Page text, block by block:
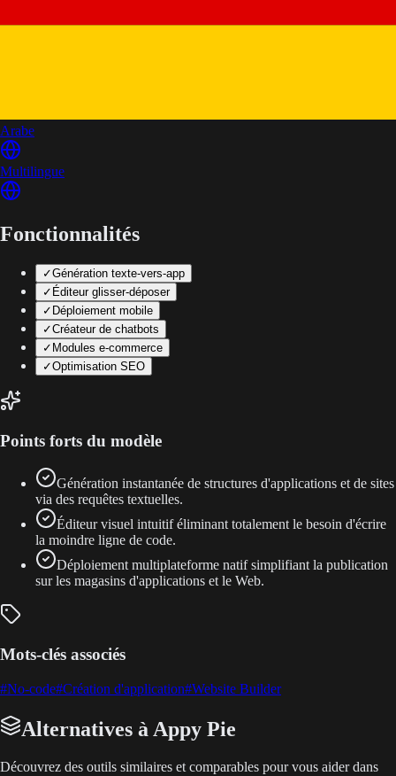
Arabe
Multilingue
Fonctionnalités
✓Génération texte-vers-app
✓ Éditeur glisser-déposer
✓ Déploiement mobile
✓Créateur de chatbots
✓ Modules e-commerce
✓Optimisation SEO
Points forts du modèle
Génération instantanée de structures d'applications et de sites
via des requêtes textuelles.
Éditeur visuel intuitif éliminant totalement le besoin d'écrire
la moindre ligne de code.
Déploiement multiplateforme natif simplifiant la publication
sur les magasins d'applications et le Web.
Mots-clés associés
#No-code#Création d'application#Website Builder
Alternatives à Appy Pie
Découvrez des outils similaires et comparables pour vous aider dans